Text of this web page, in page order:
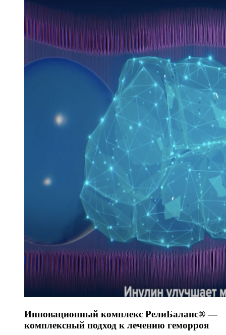
Инновационный комплекс РелиБаланс® —
комплексный подход к лечению геморроя